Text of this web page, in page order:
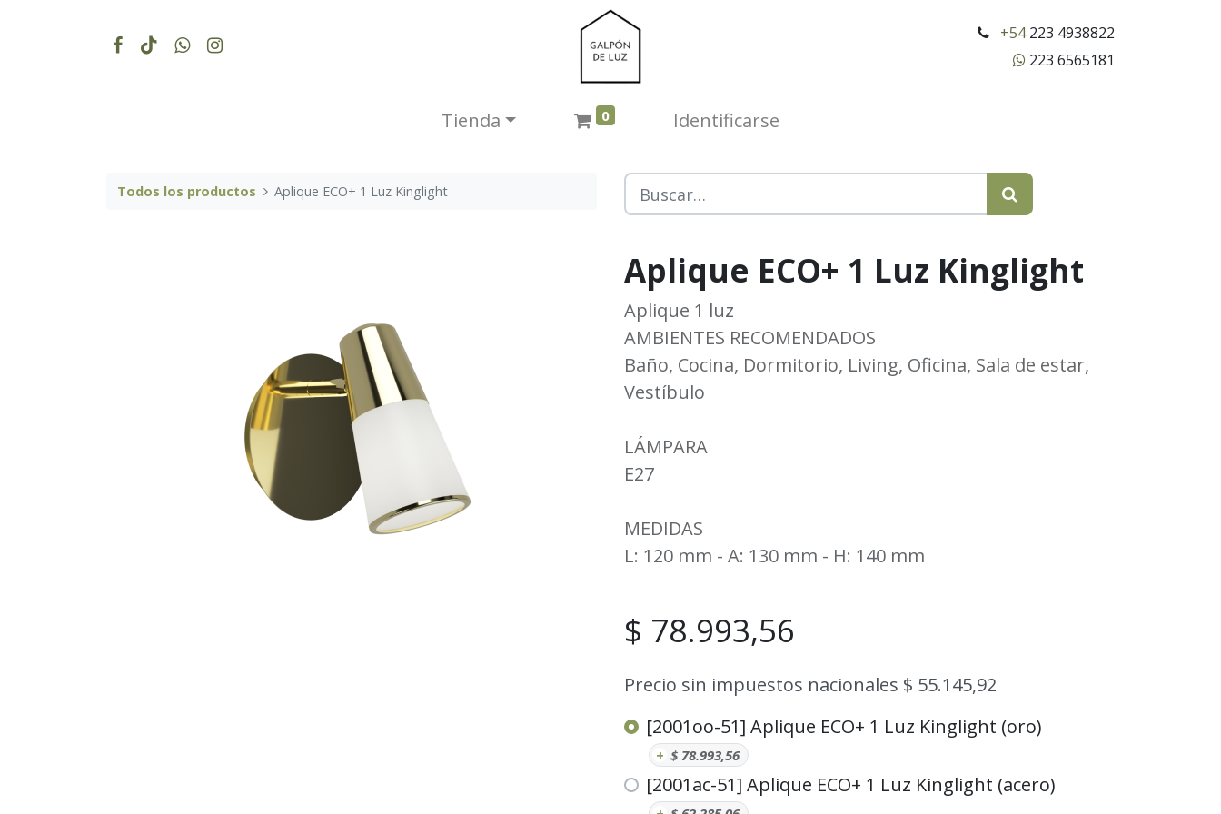
+54223 4938822
223 6565181
Tienda​ 0 Identificarse
Todos los productos Aplique ECO+ 1 Luz Kinglight
Aplique ECO+ 1 Luz Kinglight
Aplique 1 luz
AMBIENTES RECOMENDADOS
Baño, Cocina, Dormitorio, Living, Oficina, Sala de estar,
Vestíbulo
LÁMPARA
E27
MEDIDAS
L: 120 mm - A: 130 mm - H: 140 mm
$ 78.993,56
Precio sin impuestos nacionales $ 55.145,92
[2001oo-51] Aplique ECO+ 1 Luz Kinglight (oro)
+ $ 78.993,56
[2001ac-51] Aplique ECO+ 1 Luz Kinglight (acero)